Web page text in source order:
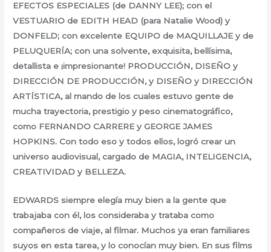
EFECTOS ESPECIALES (de DANNY LEE); con el
VESTUARIO de EDITH HEAD (para Natalie Wood) y
DONFELD; con excelente EQUIPO de MAQUILLAJE y de
PELUQUERÍA; con una solvente, exquisita, bellísima,
detallista e ¡impresionante! PRODUCCIÓN, DISEÑO y
DIRECCIÓN DE PRODUCCIÓN, y DISEÑO y DIRECCIÓN
ARTÍSTICA, al mando de los cuales estuvo gente de
mucha trayectoria, prestigio y peso cinematográfico,
como FERNANDO CARRERE y GEORGE JAMES
HOPKINS. Con todo eso y todos ellos, logró crear un
universo audiovisual, cargado de MAGIA, INTELIGENCIA,
CREATIVIDAD y BELLEZA.
EDWARDS siempre elegía muy bien a la gente que
trabajaba con él, los consideraba y trataba como
compañeros de viaje, al filmar. Muchos ya eran familiares
suyos en esta tarea, y lo conocían muy bien. En sus films